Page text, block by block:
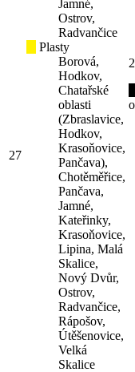
27
Jamné,
Ostrov,
Radvančice
Plasty
Borová,
Hodkov,
Chatařské
oblasti
(Zbraslavice,
Hodkov,
Krasoňovice,
Pančava),
Chotěměřice,
Pančava,
Jamné,
Kateřinky,
Krasoňovice,
Lipina, Malá
Skalice,
Nový Dvůr,
Ostrov,
Radvančice,
Rápošov,
Útěšenovice,
Velká
Skalice